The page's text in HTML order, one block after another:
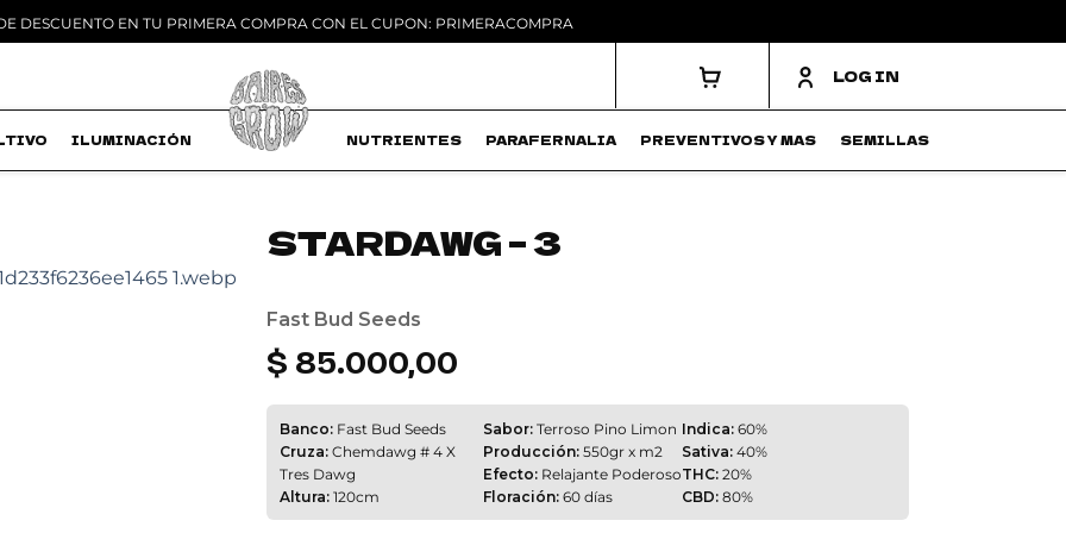
DESCUENTO EN TU PRIMERA COMPRA CON EL CUPON: PRIMERACOMPRA
LOG IN
ILUMINACIÓN MACETAS NUTRIENTES PARAFERNALIA PREVENTIVOS Y MAS SEMILLAS
Add to
STARDAWG – 3
Fast Bud Seeds
$ 85.000,00
Banco:Fast Bud Seeds
Cruza:Chemdawg # 4 X
Tres Dawg
Altura:120cm
Sabor:Terroso Pino Limon
Producción:550gr x m2
Efecto:Relajante Poderoso
Floración:60 días
Indica:60%
Sativa:40%
THC:20%
CBD:80%